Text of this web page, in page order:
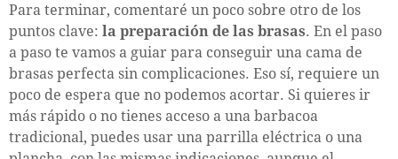
Para terminar, comentaré un poco sobre otro de los
puntos clave: la preparación de las brasas. En el paso
a paso te vamos a guiar para conseguir una cama de
brasas perfecta sin complicaciones. Eso sí, requiere un
poco de espera que no podemos acortar. Si quieres ir
más rápido o no tienes acceso a una barbacoa
tradicional, puedes usar una parrilla eléctrica o una